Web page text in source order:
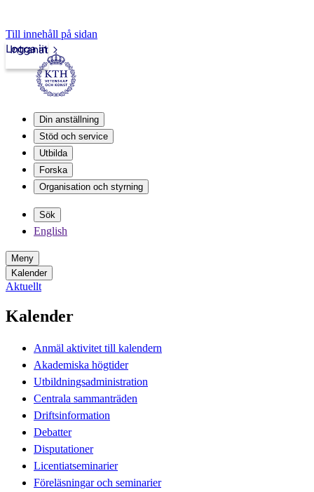
Till innehåll på sidan
Intranät
Logga in
Din anställning
Stöd och service
Utbilda
Forska
Organisation och styrning
Sök
English
Meny
Kalender
Aktuellt
Kalender
Anmäl aktivitet till kalendern
Akademiska högtider
Utbildningsadministration
Centrala sammanträden
Driftsinformation
Debatter
Disputationer
Licentiatseminarier
Föreläsningar och seminarier